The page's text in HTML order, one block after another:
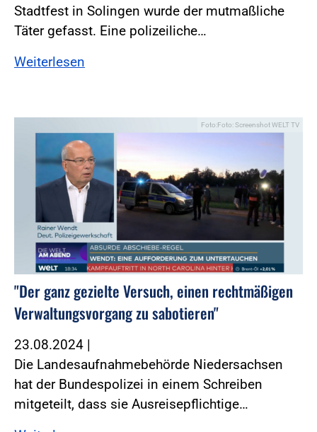
Stadtfest in Solingen wurde der mutmaßliche
Täter gefasst. Eine polizeiliche…
Weiterlesen
Foto:Foto: Screenshot WELT TV
"Der ganz gezielte Versuch, einen rechtmäßigen
Verwaltungsvorgang zu sabotieren"
23.08.2024 |
Die Landesaufnahmebehörde Niedersachsen
hat der Bundespolizei in einem Schreiben
mitgeteilt, dass sie Ausreisepflichtige…